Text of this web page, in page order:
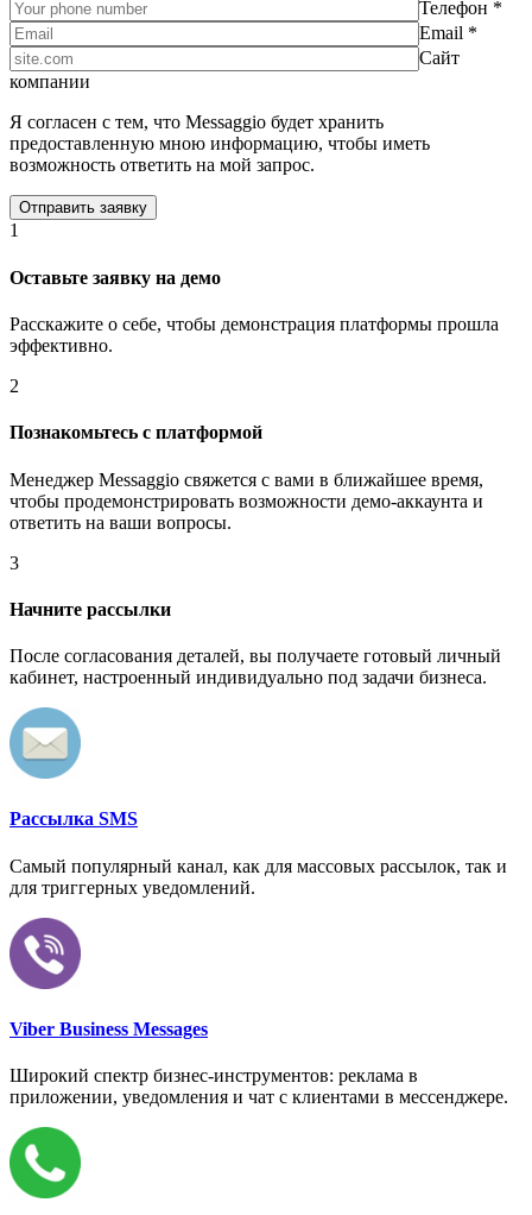
Телефон *
Email *
Сайт
компании
Я согласен с тем, что Messaggio будет хранить
предоставленную мною информацию, чтобы иметь
возможность ответить на мой запрос.
1
Оставьте заявку на демо
Расскажите о себе, чтобы демонстрация платформы прошла
эффективно.
2
Познакомьтесь с платформой
Менеджер Messaggio свяжется с вами в ближайшее время,
чтобы продемонстрировать возможности демо-аккаунта и
ответить на ваши вопросы.
3
Начните рассылки
После согласования деталей, вы получаете готовый личный
кабинет, настроенный индивидуально под задачи бизнеса.
Рассылка SMS
Самый популярный канал, как для массовых рассылок, так и
для триггерных уведомлений.
Viber Business Messages
Широкий спектр бизнес-инструментов: реклама в
приложении, уведомления и чат с клиентами в мессенджере.